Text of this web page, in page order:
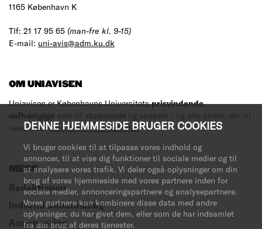
DENNE HJEMMESIDE BRUGER COOKIES
Vi bruger cookies til at tilpasse vores indhold og
annoncer, til at vise dig funktioner til sociale medier og til
at analysere vores trafik. Vi deler også oplysninger om din
brug af vores hjemmeside med vores partnere inden for
sociale medier, annonceringspartnere og analysepartnere.
Vores partnere kan kombinere disse data med andre
oplysninger, du har givet dem, eller som de har indsamlet
fra din brug af deres tjenester.
1165 København K
Tlf: 21 17 95 65 (man-fre kl. 9-15)
E-mail: uni-avis@adm.ku.dk
OM UNIAVISEN
Uniavisen er Københavns Universitetsprisvindende,
uafhængige avis til studerende og ansatte – og alle andre, der vil
læse med.Læs mere om avisen her.
MERE
Redaktionen
Indsend debatindlæg
Annoncering